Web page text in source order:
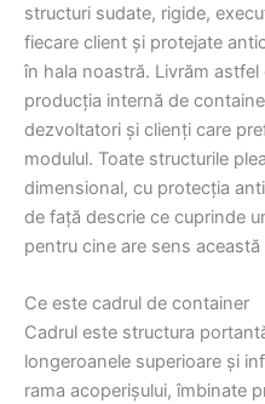
structuri sudate, rigide,
fiecare client și protejate
în hala noastră. Livrăm
producția internă de
dezvoltatori și clienți care
modulul. Toate structurile
dimensional, cu protecția
de față descrie ce cuprinde
pentru cine are sens această
Ce este cadrul de container
Cadrul este structura
longeroanele superioare și
rama acoperișului, îmbinate